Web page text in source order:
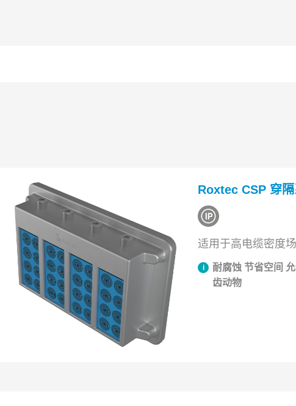
Roxtec CSP 穿
适用于高电缆密度
耐腐蚀 节省空间
齿动物